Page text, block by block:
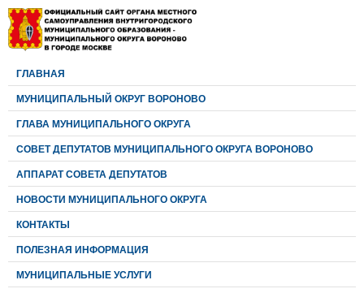
ГЛАВНАЯ
МУНИЦИПАЛЬНЫЙ ОКРУГ ВОРОНОВО
ГЛАВА МУНИЦИПАЛЬНОГО ОКРУГА
CОВЕТ ДЕПУТАТОВ МУНИЦИПАЛЬНОГО ОКРУГА ВОРОНОВО
АППАРАТ СОВЕТА ДЕПУТАТОВ
НОВОСТИ МУНИЦИПАЛЬНОГО ОКРУГА
КОНТАКТЫ
ПОЛЕЗНАЯ ИНФОРМАЦИЯ
МУНИЦИПАЛЬНЫЕ УСЛУГИ